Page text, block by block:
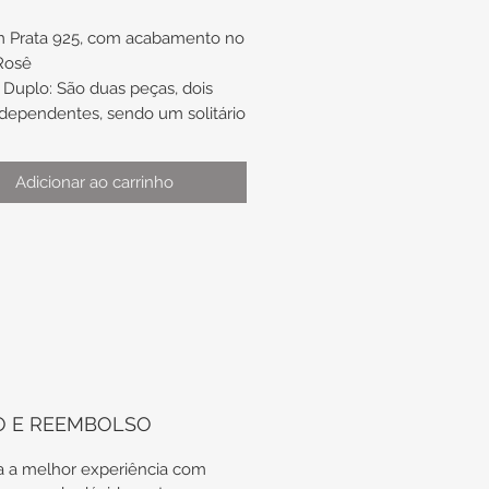
Prata 925, com acabamento no
São duas peças, dois
sendo um solitário
separados.
com zircônias brancas
2mm x 1,2mm
Adicionar ao carrinho
E REEMBOLSO
a melhor experiência com